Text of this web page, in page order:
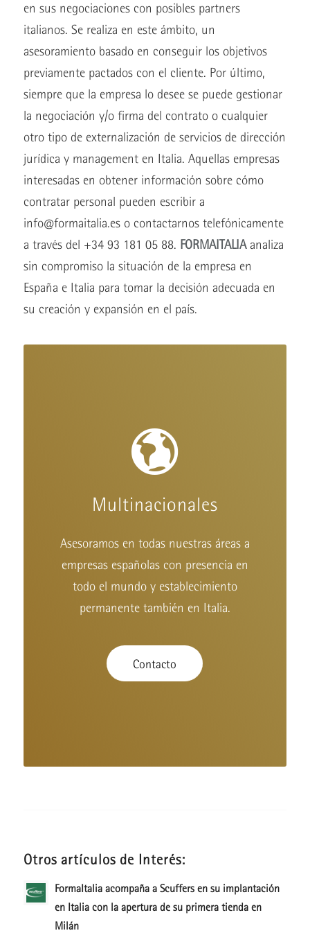
en sus negociaciones con posibles partners
italianos. Se realiza en este ámbito, un
asesoramiento basado en conseguir los objetivos
previamente pactados con el cliente. Por último,
siempre que la empresa lo desee se puede gestionar
la negociación y/o firma del contrato o cualquier
otro tipo de externalización de servicios de dirección
jurídica y management en Italia. Aquellas empresas
interesadas en obtener información sobre cómo
contratar personal pueden escribir a
info@formaitalia.eso contactarnos telefónicamente
a través del +34 93 181 05 88. FORMAITALIAanaliza
sin compromiso la situación de la empresa en
España e Italia para tomar la decisión adecuada en
su creación y expansión en el país.
Multinacionales
Asesoramos en todas nuestras áreas a
empresas españolas con presencia en
todo el mundo y establecimiento
permanente también en Italia.
Contacto
Otros artículos de Interés:
FormaItalia acompaña a Scuffers en su implantación
en Italia con la apertura de su primera tienda en
Milán